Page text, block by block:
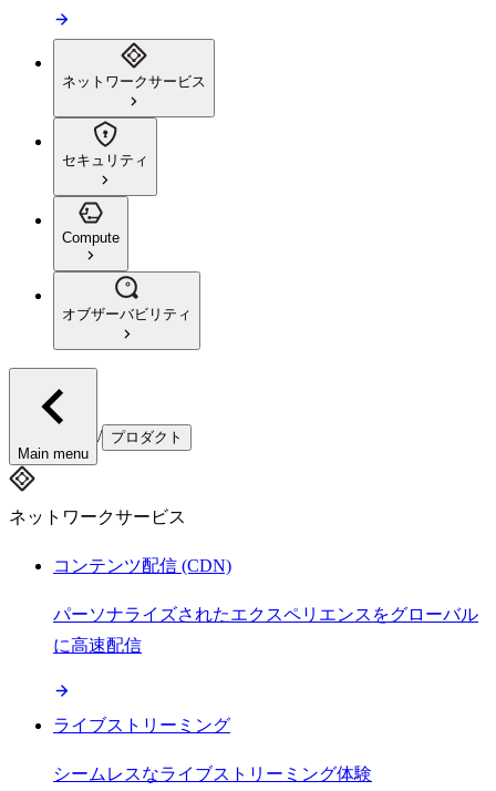
ネットワークサービス
セキュリティ
Compute
オブザーバビリティ
Main menu
/ プロダクト
ネットワークサービス
コンテンツ配信 (CDN)
パーソナライズされたエクスペリエンスをグローバル
に高速配信
ライブストリーミング
シームレスなライブストリーミング体験